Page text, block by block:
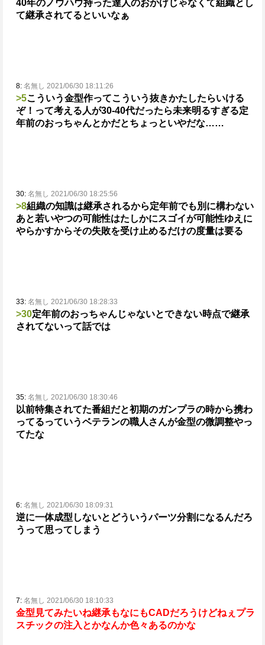
40年のノウハウ持った達人のおかげじゃなくて組織とし
て継承されてるといいなぁ
8: 名無し 2021/06/30 18:11:26
>5こういう金型作ってこういう抜きかたしたらいける
ぞ！ って考える人が30-40代だったら未来明るすぎる定
年前のおっちゃんとかだとちょっといやだな……
30: 名無し 2021/06/30 18:25:56
>8組織の知識は継承されるから定年前でも別に構わない
あと若いやつの可能性はたしかにスゴイが可能性ゆえに
やらかすからその失敗を受け止めるだけの度量は要る
33: 名無し 2021/06/30 18:28:33
>30定年前のおっちゃんじゃないとできない時点で継承
されてないって話では
35: 名無し 2021/06/30 18:30:46
以前特集されてた番組だと初期のガンプラの時から携わ
ってるっていうベテランの職人さんが金型の微調整やっ
てたな
6: 名無し 2021/06/30 18:09:31
逆に一体成型しないとどういうパーツ分割になるんだろ
うって思ってしまう
7: 名無し 2021/06/30 18:10:33
金型見てみたいね継承もなにもCADだろうけどねぇ プラ
スチックの注入とかなんか色々あるのかな